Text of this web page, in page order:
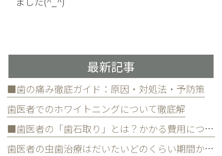
最新記事
■歯の痛み徹底ガイド：原因・対処法・予防策
歯医者でのホワイトニングについて徹底解
■歯医者の「歯石取り」とは？かかる費用について
歯医者の虫歯治療はだいたいどのくらい期間かかる？